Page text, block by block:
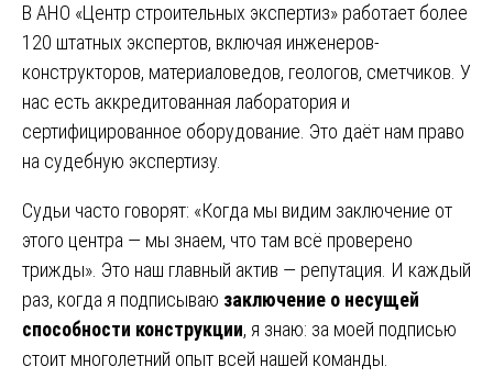
В АНО «Центр строительных экспертиз» работает более
120 штатных экспертов, включая инженеров-
конструкторов, материаловедов, геологов, сметчиков. У
нас есть аккредитованная лаборатория и
сертифицированное оборудование. Это даёт нам право
на судебную экспертизу.
Судьи часто говорят: «Когда мы видим заключение от
этого центра — мы знаем, что там всё проверено
трижды». Это наш главный актив — репутация. И каждый
раз, когда я подписываю заключение о несущей
способности конструкции, я знаю: за моей подписью
стоит многолетний опыт всей нашей команды.